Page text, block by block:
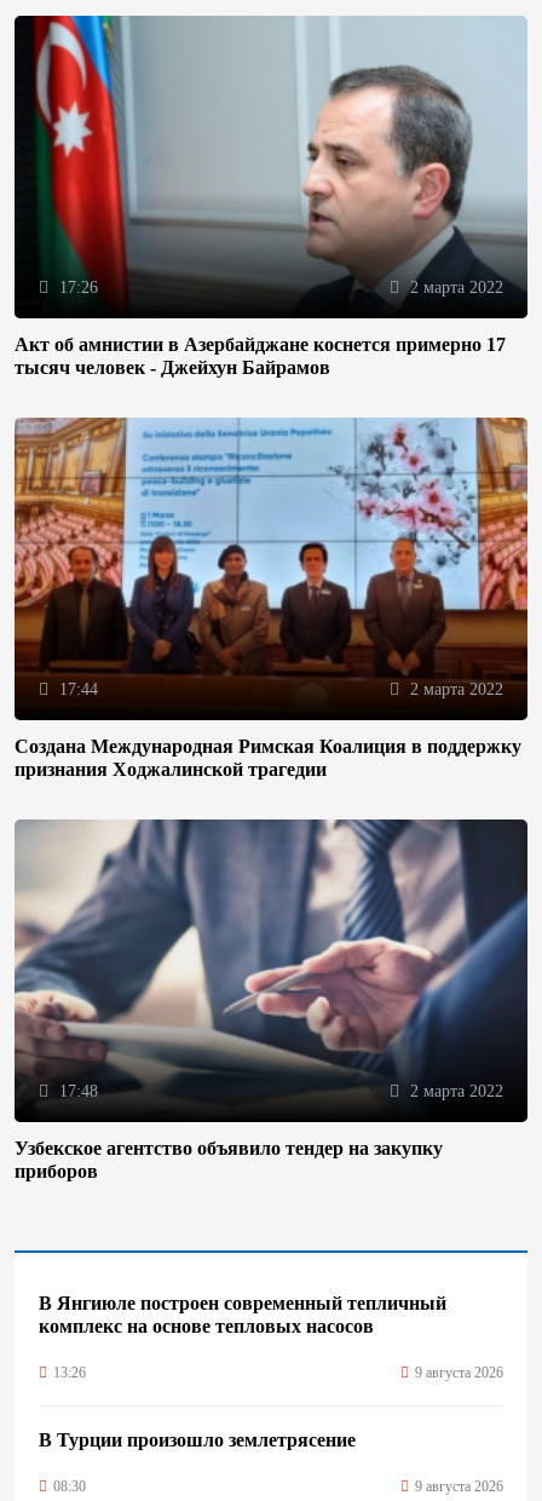
17:26 2 марта 2022
Акт об амнистии в Азербайджане коснется примерно 17
тысяч человек - Джейхун Байрамов
17:44 2 марта 2022
Создана Международная Римская Коалиция в поддержку
признания Ходжалинской трагедии
17:48 2 марта 2022
Узбекское агентство объявило тендер на закупку
приборов
В Янгиюле построен современный тепличный
комплекс на основе тепловых насосов
13:26 9 августа 2026
В Турции произошло землетрясение
08:30 9 августа 2026